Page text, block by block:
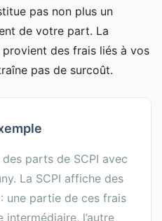
pas non plus un
de votre part. La
des frais liés à vos
pas de surcoût.
parts de SCPI avec
La SCPI affiche des
une partie de ces frais
l’autre